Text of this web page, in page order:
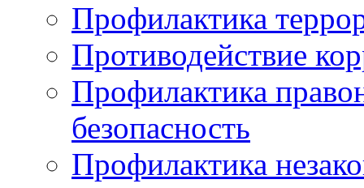
Профилактика
Противодействие
Профилактика
безопасность
Профилактика